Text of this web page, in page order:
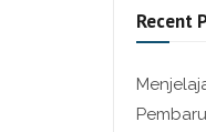
Recent